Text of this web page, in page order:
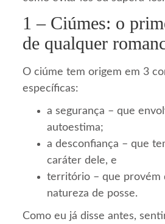
1 – Ciúmes: o
de qualquer
O ciúme tem origem em 3
específicas:
a segurança – que
autoestima;
a desconfiança – que
caráter dele, e
território – que provém
natureza de posse.
Como eu já disse antes,